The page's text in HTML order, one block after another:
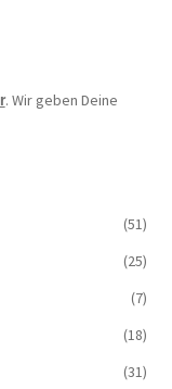
. Wir geben Deine
(51)
(25)
(7)
(18)
(31)